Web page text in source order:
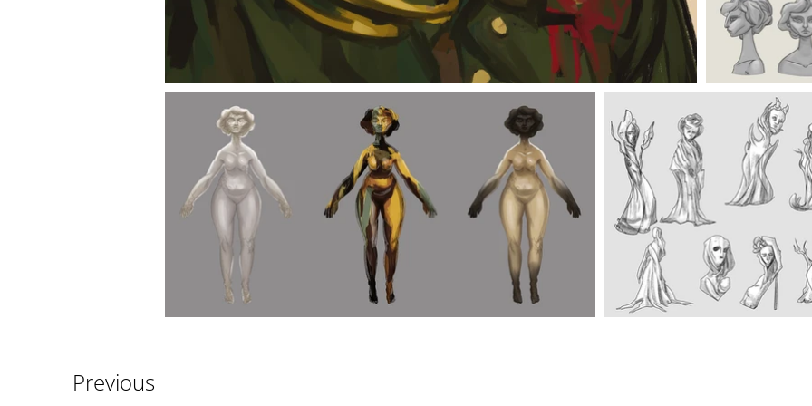
Previous